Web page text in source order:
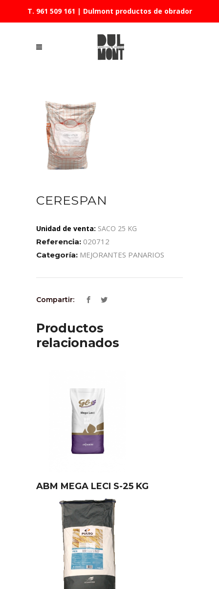
T. 961 509 161 | Dulmont productos de obrador
CERESPAN
Unidad de venta: SACO 25 KG
Referencia: 020712
Categoría: MEJORANTES PANARIOS
Compartir:
Productos
relacionados
ABM MEGA LECI S-25 KG